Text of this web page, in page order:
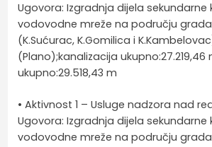
Ugovora: Izgradnja dijela sekundarne
vodovodne mreže na području
(K.Sućurac, K.Gomilica i
(Plano);kanalizacija
ukupno:29.518,43 m
• Aktivnost 1 – Usluge nadzora nad
Ugovora: Izgradnja dijela sekundarne
vodovodne mreže na području